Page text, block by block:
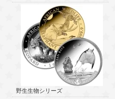
野生生物シリーズ